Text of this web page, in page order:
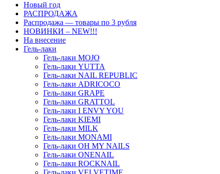
Новый год
РАСПРОДАЖА
Распродажа — товары по 3 рубля
НОВИНКИ – NEW!!!
На внесение
Гель-лаки
Гель-лаки MOJO
Гель-лаки YUTTA
Гель-лаки NAIL REPUBLIC
Гель-лаки ADRICOCO
Гель-лаки GRAPE
Гель-лаки GRATTOL
Гель-лаки I ENVY YOU
Гель-лаки KIEMI
Гель-лаки MILK
Гель-лаки MONAMI
Гель-лаки OH MY NAILS
Гель-лаки ONENAIL
Гель-лаки ROCKNAIL
Гель-лаки VELVETIME